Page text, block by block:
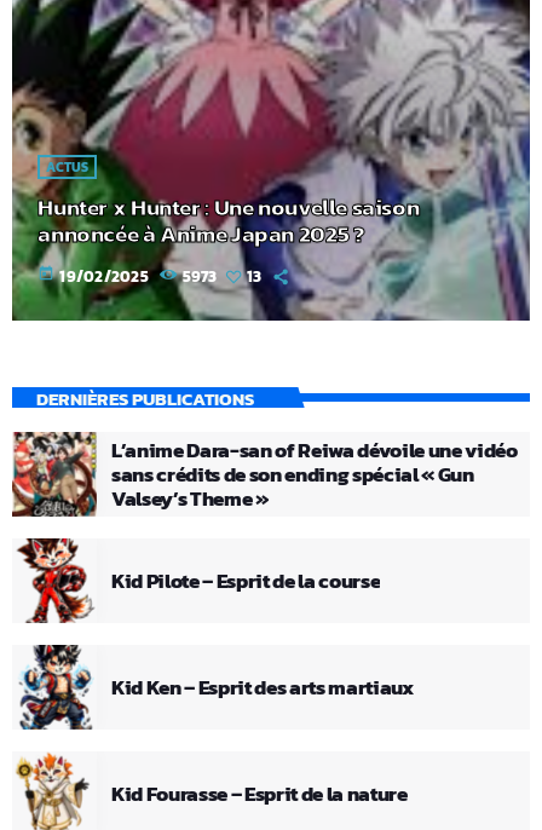
ACTUS
Hunter x Hunter : Une nouvelle saison
annoncée à Anime Japan 2025 ?
today 19/02/2025 5973 13
DERNIÈRES PUBLICATIONS
L’anime Dara-san of Reiwa dévoile une vidéo
sans crédits de son ending spécial « Gun
Valsey’s Theme »
Kid Pilote – Esprit de la course
Kid Ken – Esprit des arts martiaux
Kid Fourasse – Esprit de la nature